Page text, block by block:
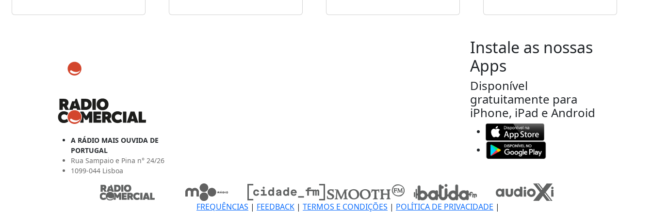
A RÁDIO MAIS OUVIDA DE
PORTUGAL
Rua Sampaio e Pina n° 24/26
1099-044 Lisboa
Instale as nossas
Apps
Disponível
gratuitamente para
iPhone, iPad e Android
FREQUÊNCIAS | FEEDBACK | TERMOS E CONDIÇÕES | POLÍTICA DE PRIVACIDADE |